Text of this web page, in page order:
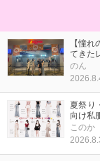
【憧
てきた
のん
夏祭り
向け私
このか